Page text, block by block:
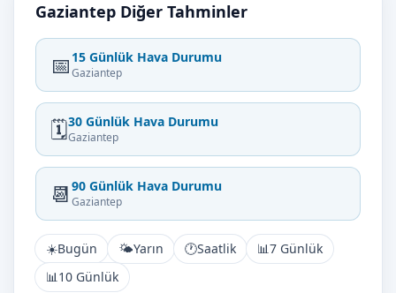
Gaziantep Diğer Tahminler
📅 15 Günlük Hava Durumu
Gaziantep
🗓️30 Günlük Hava Durumu
Gaziantep
📆 90 Günlük Hava Durumu
Gaziantep
☀️Bugün 🌤️Yarın 🕐Saatlik 📊7 Günlük
📊10 Günlük